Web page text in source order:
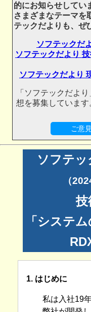
的にお知らせしてい
さまざまなテーマを
テックだよりも、ぜ
ソフテックだ
ソフテックだより
ソフテックだより
「ソフテックだよ
想を募集しています
ご意
ソフテッ
（
技
「システ
1. はじめに
私は入社19